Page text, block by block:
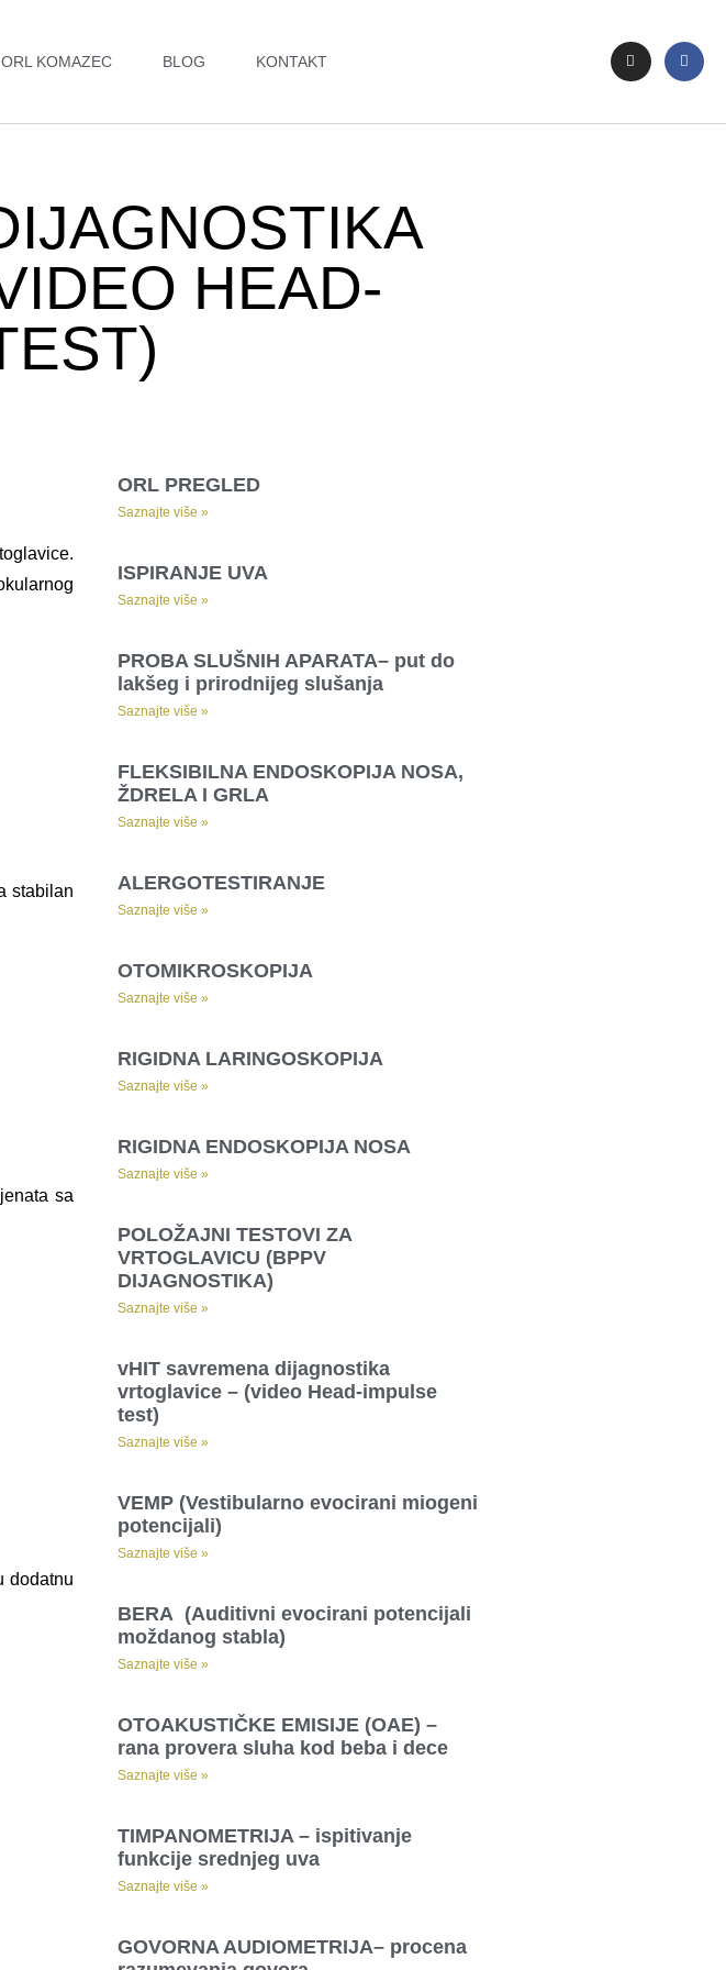
ORL KOMAZEC BLOG KONTAKT
HEAD-
stabilan
sa
dodatnu
ORL PREGLED
Saznajte više »
ISPIRANJE UVA
Saznajte više »
PROBA SLUŠNIH APARATA– put do
lakšeg i prirodnijeg slušanja
Saznajte više »
FLEKSIBILNA ENDOSKOPIJA NOSA,
ŽDRELA I GRLA
Saznajte više »
ALERGOTESTIRANJE
Saznajte više »
OTOMIKROSKOPIJA
Saznajte više »
RIGIDNA LARINGOSKOPIJA
Saznajte više »
RIGIDNA ENDOSKOPIJA NOSA
Saznajte više »
POLOŽAJNI TESTOVI ZA
VRTOGLAVICU (BPPV
DIJAGNOSTIKA)
Saznajte više »
vHIT savremena dijagnostika
vrtoglavice – (video Head-impulse
test)
Saznajte više »
VEMP (Vestibularno evocirani miogeni
potencijali)
Saznajte više »
BERA (Auditivni evocirani potencijali
moždanog stabla)
Saznajte više »
OTOAKUSTIČKE EMISIJE (OAE) –
rana provera sluha kod beba i dece
Saznajte više »
TIMPANOMETRIJA – ispitivanje
funkcije srednjeg uva
Saznajte više »
GOVORNA AUDIOMETRIJA– procena